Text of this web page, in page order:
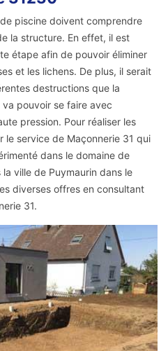
piscine doivent comprendre
la structure. En effet, il est
étape afin de pouvoir éliminer
et les lichens. De plus, il serait
destructions que la
pouvoir se faire avec
pression. Pour réaliser les
le service de Maçonnerie 31 qui
dans le domaine de
ville de Puymaurin dans le
diverses offres en consultant
31.